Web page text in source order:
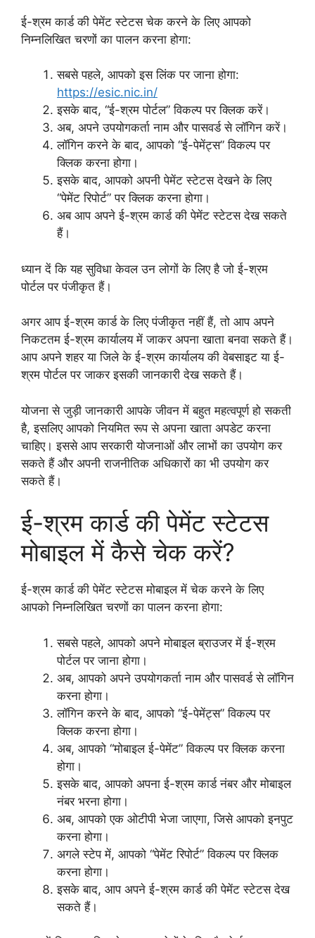
ई-श्रम कार्ड की पेमेंट स्टेटस चेक करने के लिए आपको
निम्नलिखित चरणों का पालन करना होगा:
सबसे पहले, आपको इस लिंक पर जाना होगा:
https://esic.nic.in/
इसके बाद, “ई-श्रम पोर्टल” विकल्प पर क्लिक करें।
अब, अपने उपयोगकर्ता नाम और पासवर्ड से लॉगिन करें।
लॉगिन करने के बाद, आपको “ई-पेमेंट्स” विकल्प पर
क्लिक करना होगा।
इसके बाद, आपको अपनी पेमेंट स्टेटस देखने के लिए
“पेमेंट रिपोर्ट” पर क्लिक करना होगा।
अब आप अपने ई-श्रम कार्ड की पेमेंट स्टेटस देख सकते
हैं।
ध्यान दें कि यह सुविधा केवल उन लोगों के लिए है जो ई-श्रम
पोर्टल पर पंजीकृत हैं।
अगर आप ई-श्रम कार्ड के लिए पंजीकृत नहीं हैं, तो आप अपने
निकटतम ई-श्रम कार्यालय में जाकर अपना खाता बनवा सकते हैं।
आप अपने शहर या जिले के ई-श्रम कार्यालय की वेबसाइट या ई-
श्रम पोर्टल पर जाकर इसकी जानकारी देख सकते हैं।
योजना से जुड़ी जानकारी आपके जीवन में बहुत महत्वपूर्ण हो सकती
है, इसलिए आपको नियमित रूप से अपना खाता अपडेट करना
चाहिए। इससे आप सरकारी योजनाओं और लाभों का उपयोग कर
सकते हैं और अपनी राजनीतिक अधिकारों का भी उपयोग कर
सकते हैं।
ई-श्रम कार्ड की पेमेंट स्टेटस
मोबाइल में कैसे चेक करें?
ई-श्रम कार्ड की पेमेंट स्टेटस मोबाइल में चेक करने के लिए
आपको निम्नलिखित चरणों का पालन करना होगा:
सबसे पहले, आपको अपने मोबाइल ब्राउजर में ई-श्रम
पोर्टल पर जाना होगा।
अब, आपको अपने उपयोगकर्ता नाम और पासवर्ड से लॉगिन
करना होगा।
लॉगिन करने के बाद, आपको “ई-पेमेंट्स” विकल्प पर
क्लिक करना होगा।
अब, आपको “मोबाइल ई-पेमेंट” विकल्प पर क्लिक करना
होगा।
इसके बाद, आपको अपना ई-श्रम कार्ड नंबर और मोबाइल
नंबर भरना होगा।
अब, आपको एक ओटीपी भेजा जाएगा, जिसे आपको इनपुट
करना होगा।
अगले स्टेप में, आपको “पेमेंट रिपोर्ट” विकल्प पर क्लिक
करना होगा।
इसके बाद, आप अपने ई-श्रम कार्ड की पेमेंट स्टेटस देख
सकते हैं।